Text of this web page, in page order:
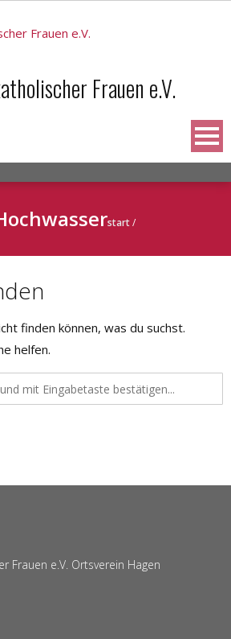
Frauen e.V.
start/
finden können, was du suchst.
helfen.
Frauen e.V. Ortsverein Hagen